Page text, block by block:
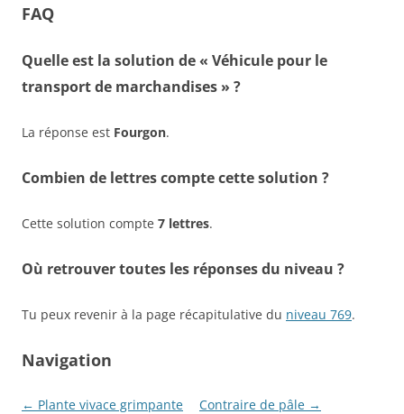
FAQ
Quelle est la solution de « Véhicule pour le
transport de marchandises » ?
La réponse est Fourgon.
Combien de lettres compte cette solution ?
Cette solution compte 7 lettres.
Où retrouver toutes les réponses du niveau ?
Tu peux revenir à la page récapitulative du niveau 769.
Navigation
← Plante vivace grimpante Contraire de pâle →